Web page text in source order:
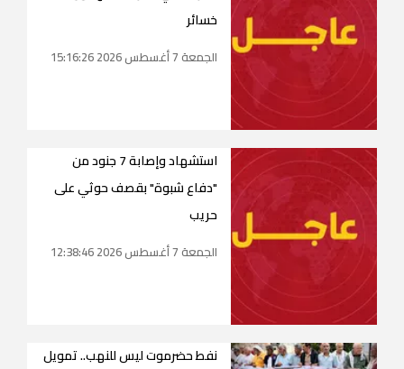
خسائر
الجمعة 7 أغسطس 2026 15:16:26
استشهاد وإصابة 7 جنود من
"دفاع شبوة" بقصف حوثي على
حريب
الجمعة 7 أغسطس 2026 12:38:46
نفط حضرموت ليس للنهب.. تمويل